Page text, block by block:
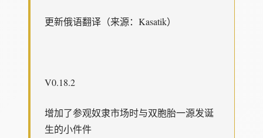
更新俄语翻译（来源：Kasatik）
V0.18.2
增加了参观奴隶市场时与双胞胎一源发诞
生的小件件